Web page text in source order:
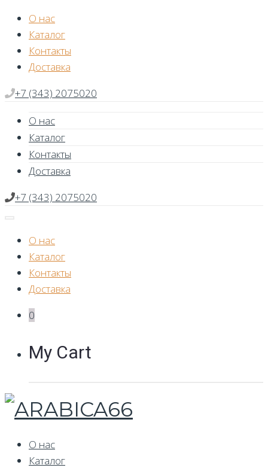
Skip
content
О нас
Каталог
Контакты
Доставка
+7 (343) 2075020
О нас
Каталог
Контакты
Доставка
+7 (343) 2075020
О нас
Каталог
Контакты
Доставка
0
My Cart
О нас
Каталог